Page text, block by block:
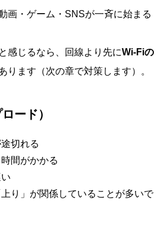
画・ゲーム・SNSが一斉に始まる
感じるなら、回線より先にWi-Fiの
ります（次の章で対策します）。
ード）
切れる
間がかかる
り」が関係していることが多いで